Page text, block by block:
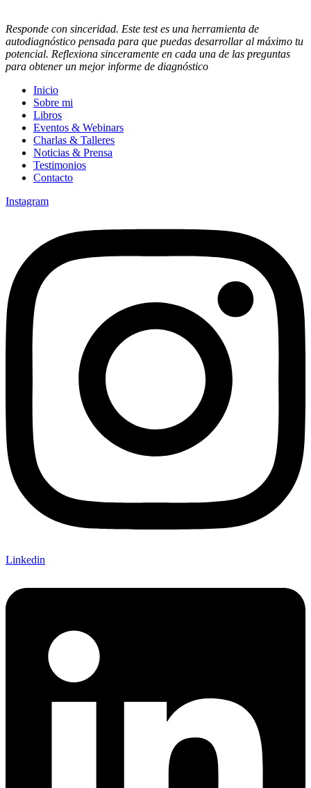
Responde con sinceridad. Este test es una herramienta de
autodiagnóstico pensada para que puedas desarrollar al máximo tu
potencial. Reflexiona sinceramente en cada una de las preguntas
para obtener un mejor informe de diagnóstico
Inicio
Sobre mi
Libros
Eventos & Webinars
Charlas & Talleres
Noticias & Prensa
Testimonios
Contacto
Instagram
Linkedin